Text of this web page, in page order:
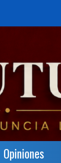
Opiniones